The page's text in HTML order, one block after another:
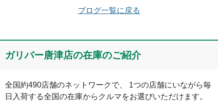
メールアドレス（半角英数）
コメント
ブログ一覧に戻る
ガリバー唐津店の在庫のご紹介
全国約490店舗のネットワークで、 1つの店舗にいながら毎
日入荷する全国の在庫からクルマをお選びいただけます。